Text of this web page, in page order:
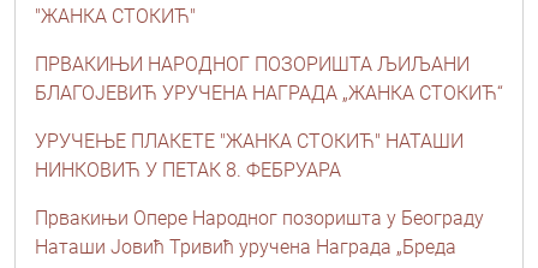
"ЖАНКА СТОКИЋ"
ПРВАКИЊИ НАРОДНОГ ПОЗОРИШТА ЉИЉАНИ
БЛАГОЈЕВИЋ УРУЧЕНА НАГРАДА „ЖАНКА СТОКИЋ“
УРУЧЕЊЕ ПЛАКЕТЕ "ЖАНКА СТОКИЋ" НАТАШИ
НИНКОВИЋ У ПЕТАК 8. ФЕБРУАРА
Првакињи Опере Народног позоришта у Београду
Наташи Јовић Тривић уручена Награда „Бреда